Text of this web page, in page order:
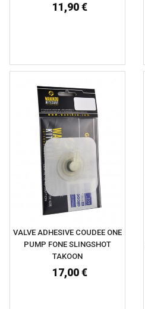
11,90 €
VALVE ADHESIVE COUDEE ONE
PUMP FONE SLINGSHOT
TAKOON
17,00 €